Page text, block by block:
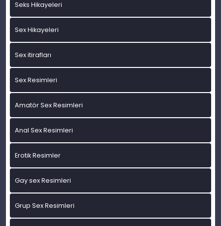
Seks Hikayeleri
Sex Hikayeleri
Sex itirafları
Sex Resimleri
Amatör Sex Resimleri
Anal Sex Resimleri
Erotik Resimler
Gay sex Resimleri
Grup Sex Resimleri